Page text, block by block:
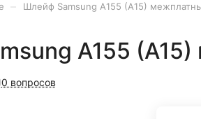
Шлейф Samsung A155 (A15)
A155
0 вопросов